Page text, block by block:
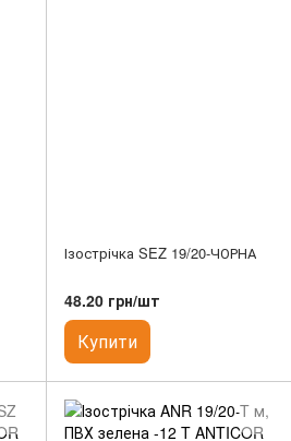
Ізострічка SEZ 19/20-ЧОРНА
48.20 грн/шт
Купити